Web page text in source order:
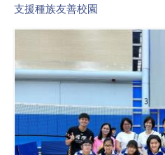
支援種族友善校園